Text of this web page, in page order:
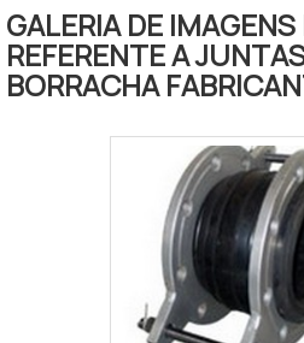
anelar, a arruela possui
meio com uma
pode variar de tamanho
necessidades de
cliente.INFORMAÇÕES
SOBRE O
resistência, a arruela .
GALERIA DE
REFERENTE A
BORRACHA